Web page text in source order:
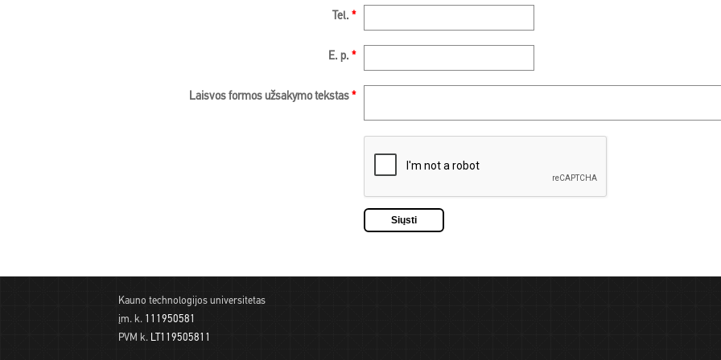
Tel. *
E. p. *
Laisvos formos užsakymo tekstas *
Kauno technologijos universitetas
įm. k. 111950581
PVM k. LT119505811